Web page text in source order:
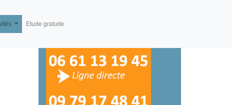
Etude gratuite